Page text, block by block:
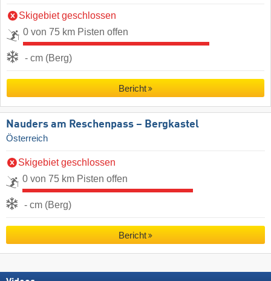
Skigebiet geschlossen
0 von 75 km Pisten offen
- cm (Berg)
Bericht
Nauders am Reschenpass – Bergkastel
Österreich
Skigebiet geschlossen
0 von 75 km Pisten offen
- cm (Berg)
Bericht